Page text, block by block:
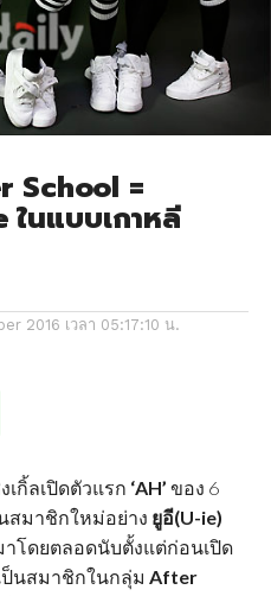
School =
นแบบเกาหลี
2016 เวลา 05:17:10 น.
กิ้ลเปิดตัวแรก ‘AH’ ของ 6
สมาชิกใหม่อย่าง ยูอี(U-ie)
โดยตลอดนับตั้งแต่ก่อนเปิด
ป็นสมาชิกในกลุ่ม After